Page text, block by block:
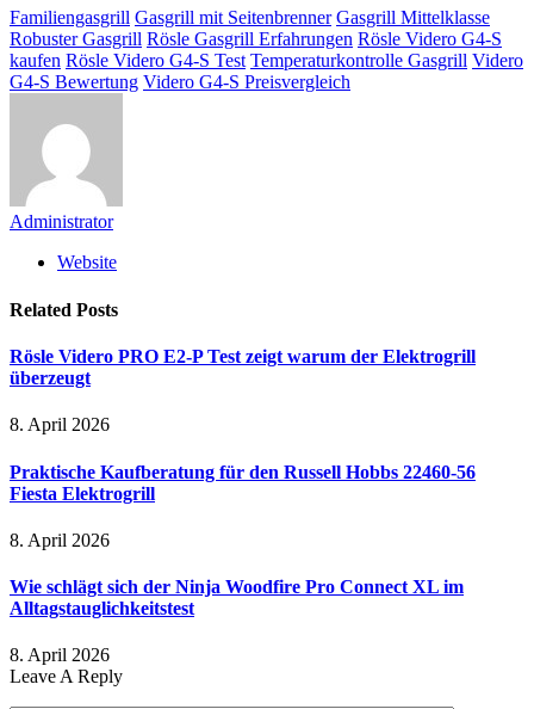
Familiengasgrill Gasgrill mit Seitenbrenner Gasgrill Mittelklasse
Robuster Gasgrill Rösle Gasgrill Erfahrungen Rösle Videro G4-S
kaufen Rösle Videro G4-S Test Temperaturkontrolle Gasgrill Videro
G4-S Bewertung Videro G4-S Preisvergleich
Administrator
Website
Related Posts
Rösle Videro PRO E2-P Test zeigt warum der Elektrogrill
überzeugt
8. April 2026
Praktische Kaufberatung für den Russell Hobbs 22460-56
Fiesta Elektrogrill
8. April 2026
Wie schlägt sich der Ninja Woodfire Pro Connect XL im
Alltagstauglichkeitstest
8. April 2026
Leave A Reply